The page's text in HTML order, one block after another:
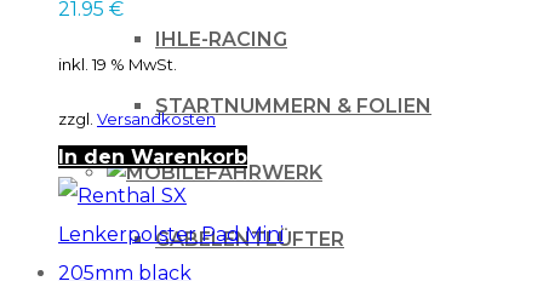
IHLE-RACING
STARTNUMMERN & FOLIEN
FAHRWERK
GABELENTLÜFTER
21.95 €
inkl. 19 % MwSt.
zzgl. Versandkosten
In den Warenkorb